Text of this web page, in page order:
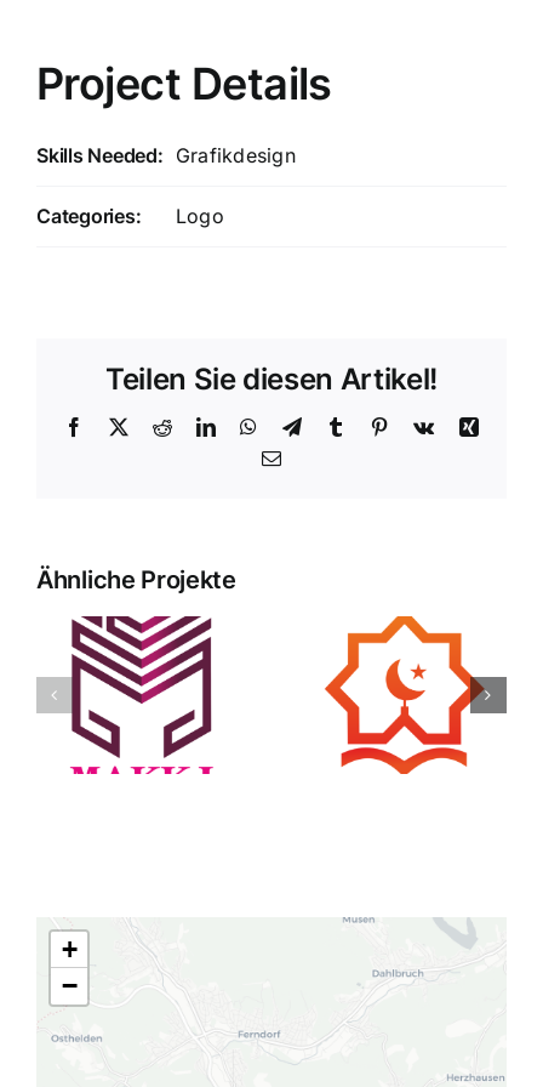
Project Details
Skills Needed: Grafikdesign
Categories: Logo
Teilen Sie diesen Artikel!
Facebook
X RedditLinkedInWhatsApp
TelegramTumblr Pinterest
Vk
Xing
E-
Ähnliche Projekte
Madihnet Asa Dental
+
−